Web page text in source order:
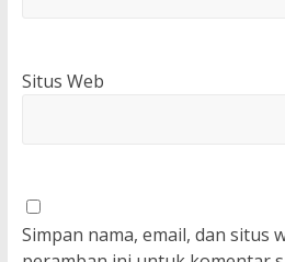
Situs Web
Simpan nama, email, dan situs